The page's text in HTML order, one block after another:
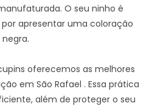
O seu ninho é
apresentar uma coloração
negra.
oferecemos as melhores
em São Rafael . Essa prática
além de proteger o seu